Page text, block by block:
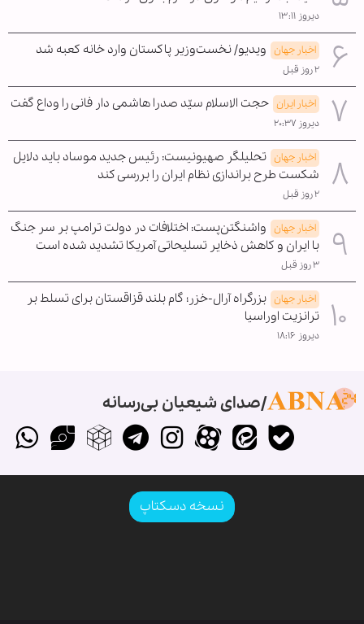
دیروز ۱۳:۱۱
اخبار جهان ویدیو/ نخست‌وزیر پاکستان وارد خانه کعبه شد
۲ روز قبل
اخبار ایران حجت الاسلام سیّد صدرا هاشمی دار فانی را وداع گفت
دیروز ۲۰:۳۷
اخبار جهان تحلیلگر صهیونیست: رئیس جدید موساد باید دلایل
شکست طرح براندازی نظام ایران را بررسی کند
۲ روز قبل
اخبار جهان واشنگتن‌پست: اختلافات در دولت ترامپ بر سر جنگ
با ایران و کاهش ذخایر تسلیحاتی آمریکا تشدید شده است
۳ روز قبل
اخبار جهان بزرگراه آرال-خزر؛ گام بلند قزاقستان برای تسلط بر
ترانزیت اوراسیا
دیروز ۱۸:۱۶
صدای شیعیان بی‌رسانه
نسخه دسکتاپ